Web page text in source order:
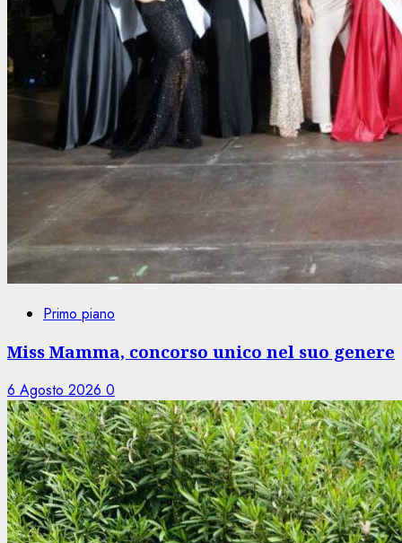
Primo piano
Miss Mamma, concorso unico nel suo genere
6 Agosto 2026 0